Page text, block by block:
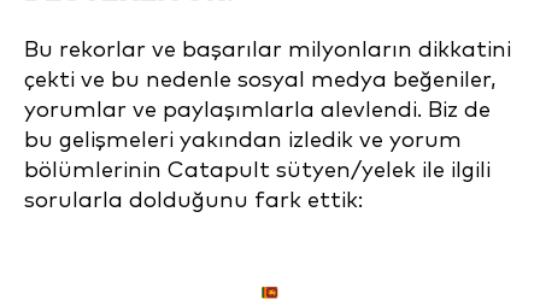
Bu rekorlar ve başarılar milyonların dikkatini
çekti ve bu nedenle sosyal medya beğeniler,
yorumlar ve paylaşımlarla alevlendi. Biz de
bu gelişmeleri yakından izledik ve yorum
bölümlerinin Catapult sütyen/yelek ile ilgili
sorularla dolduğunu fark ettik: